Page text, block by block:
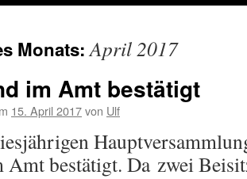
Monats:April 2017
im Amt bestätigt
15. April 2017von Ulf
Amt bestätigt. Da zwei